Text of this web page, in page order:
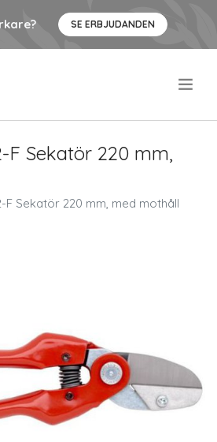
SE ERBJUDANDEN
F Sekatör 220 mm,
F Sekatör 220 mm, med mothåll